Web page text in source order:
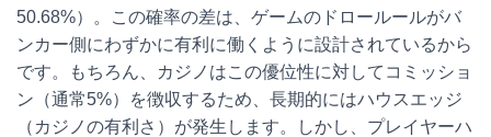
50.68%）。この確率の差は、ゲームのドロールールがバ
ンカー側にわずかに有利に働くように設計されているから
です。もちろん、カジノはこの優位性に対してコミッショ
ン（通常5%）を徴収するため、長期的にはハウスエッジ
（カジノの有利さ）が発生します。しかし、プレイヤーハ